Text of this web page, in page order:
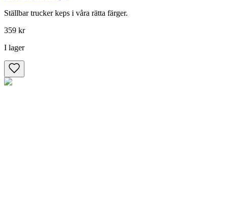
Ställbar trucker keps i våra rätta färger.
359 kr
I lager